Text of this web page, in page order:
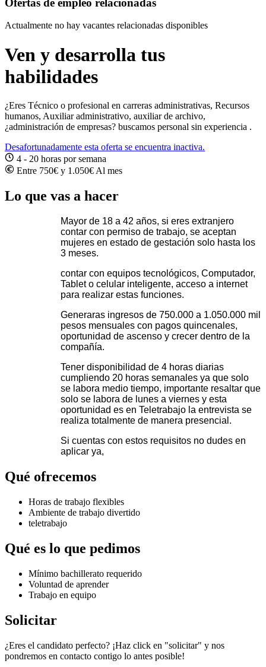
Actualmente no hay vacantes relacionadas disponibles
Ven y desarrolla tus
habilidades
¿Eres Técnico o profesional en carreras administrativas, Recursos
humanos, Auxiliar administrativo, auxiliar de archivo,
¿administración de empresas? buscamos personal sin experiencia .
Desafortunadamente esta oferta se encuentra inactiva.
4 - 20 horas por semana
Entre 750€ y 1.050€ Al mes
Lo que vas a hacer
Mayor de 18 a 42 años, si eres extranjero
contar con permiso de trabajo, se aceptan
mujeres en estado de gestación solo hasta los
3 meses.
contar con equipos tecnológicos, Computador,
Tablet o celular inteligente, acceso a internet
para realizar estas funciones.
Generaras ingresos de 750.000 a 1.050.000 mil
pesos mensuales con pagos quincenales,
oportunidad de ascenso y crecer dentro de la
compañía.
Tener disponibilidad de 4 horas diarias
cumpliendo 20 horas semanales ya que solo
se labora medio tiempo, importante resaltar que
solo se labora de lunes a viernes y esta
oportunidad es en Teletrabajo la entrevista se
realiza totalmente de manera presencial.
Si cuentas con estos requisitos no dudes en
aplicar ya,
Qué ofrecemos
Horas de trabajo flexibles
Ambiente de trabajo divertido
teletrabajo
Qué es lo que pedimos
Mínimo bachillerato requerido
Voluntad de aprender
Trabajo en equipo
Solicitar
¿Eres el candidato perfecto? ¡Haz click en "solicitar" y nos
pondremos en contacto contigo lo antes posible!